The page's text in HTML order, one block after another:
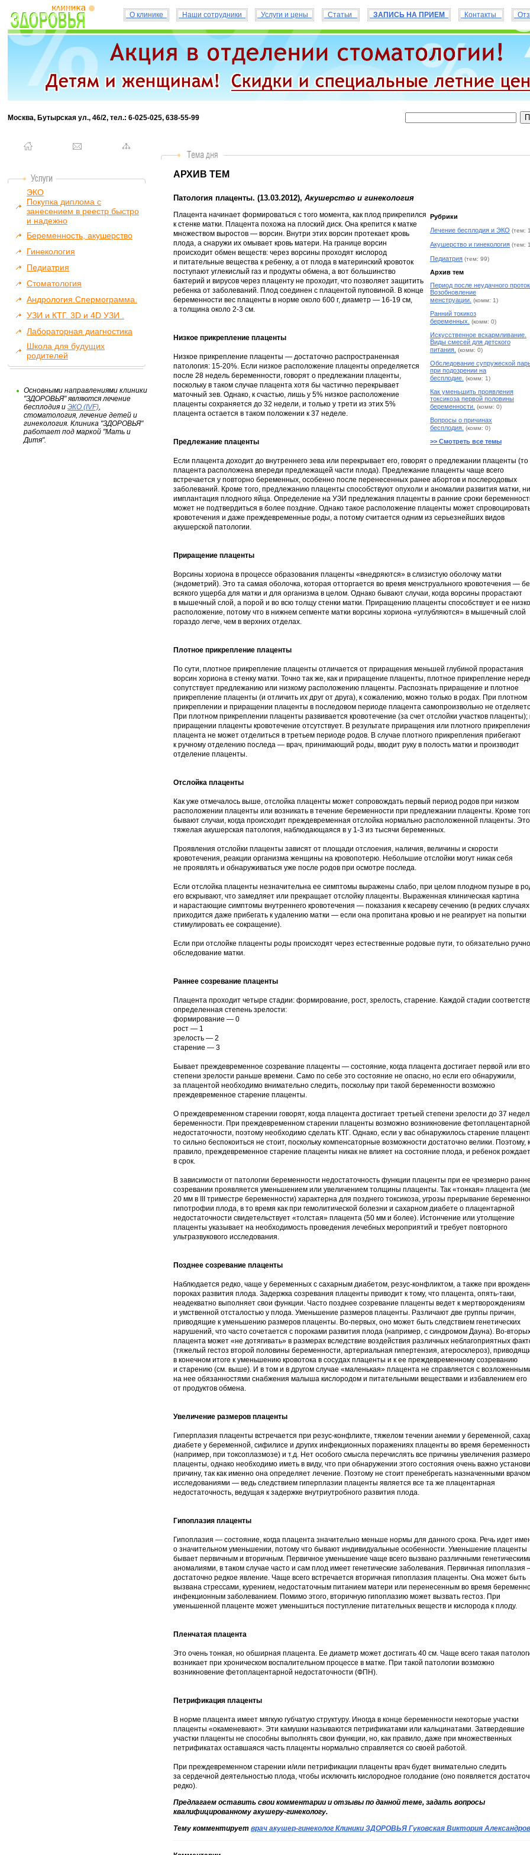
О клинике Наши сотрудники Услуги и цены Статьи ЗАПИСЬ НА ПРИЕМ Контакты
Москва, Бутырская ул., 46/2, тел.: 6-025-025, 638-55-99
ЭКО
Покупка диплома с
занесением в реестр быстро
и надежно
Беременность, акушерство
Гинекология
Педиатрия
Стоматология
Андрология.Спермограмма.
УЗИ и КТГ. 3D и 4D УЗИ .
Лабораторная диагностика
Школа для будущих
родителей
Основными направлениями клиники
"ЗДОРОВЬЯ" являются лечение
бесплодия и ЭКО (IVF),
стоматология, лечение детей и
гинекология. Клиника "ЗДОРОВЬЯ"
работает под маркой "Мать и
Дитя".
АРХИВ ТЕМ
Патология плаценты. (13.03.2012), Акушерство и гинекология
Рубрики
Лечение бесплодия и ЭКО (тем:
Акушерство и гинекология (тем:
Педиатрия (тем: 99)
Архив тем
Период после неудачного
Возобновление
менструации. (комм: 1)
Ранний токикоз
беременных.
(комм: 0)
Искусственное вскармливание.
Виды смесей для детского
питания. (комм: 0)
Обследование супружеской
при подозрении на
бесплодие. (комм: 1)
Как уменьшить проявления
токсикоза первой половины
беременности. (комм: 0)
Вопросы о причинах
бесплодия. (комм: 0)
>> Смотреть все темы
Плацента начинает формироваться с того момента, как плод прикрепился
к стенке матки. Плацента похожа на плоский диск. Она крепится к матке
множеством выростов — ворсин. Внутри этих ворсин протекает кровь
плода, а снаружи их омывает кровь матери. На границе ворсин
происходит обмен веществ: через ворсины проходят кислород
и питательные вещества к ребенку, а от плода в материнский кровоток
поступают углекислый газ и продукты обмена, а вот большинство
бактерий и вирусов через плаценту не проходит, что позволяет защитить
ребенка от заболеваний. Плод соединен с плацентой пуповиной. В конце
беременности вес плаценты в норме около 600 г, диаметр — 16-19 см,
а толщина около 2-3 см.
Низкое прикрепление плаценты
Низкое прикрепление плаценты — достаточно распространенная
патология: 15-20%. Если низкое расположение плаценты определяется
после 28 недель беременности, говорят о предлежании плаценты,
поскольку в таком случае плацента хотя бы частично перекрывает
маточный зев. Однако, к счастью, лишь у 5% низкое расположение
плаценты сохраняется до 32 недели, и только у трети из этих 5%
плацента остается в таком положении к 37 неделе.
Предлежание плаценты
Если плацента доходит до внутреннего зева или перекрывает его, говорят о предлежании плаценты (то
плацента расположена впереди предлежащей части плода). Предлежание плаценты чаще всего
встречается у повторно беременных, особенно после перенесенных ранее абортов и послеродовых
заболеваний. Кроме того, предлежанию плаценты способствуют опухоли и аномалии развития матки,
имплантация плодного яйца. Определение на УЗИ предлежания плаценты в ранние сроки
может не подтвердиться в более поздние. Однако такое расположение плаценты может
кровотечения и даже преждевременные роды, а потому считается одним из серьезнейших видов
акушерской патологии.
Приращение плаценты
Ворсины хориона в процессе образования плаценты «внедряются» в слизистую оболочку матки
(эндометрий). Это та самая оболочка, которая отторгается во время менструального кровотечения —
всякого ущерба для матки и для организма в целом. Однако бывают случаи, когда ворсины прорастают
в мышечный слой, а порой и во всю толщу стенки матки. Приращению плаценты способствует и ее
расположение, потому что в нижнем сегменте матки ворсины хориона «углубляются» в мышечный слой
гораздо легче, чем в верхних отделах.
Плотное прикрепление плаценты
По сути, плотное прикрепление плаценты отличается от приращения меньшей глубиной прорастания
ворсин хориона в стенку матки. Точно так же, как и приращение плаценты, плотное прикрепление
сопутствует предлежанию или низкому расположению плаценты. Распознать приращение и плотное
прикрепление плаценты (и отличить их друг от друга), к сожалению, можно только в родах. При плотном
прикреплении и приращении плаценты в последовом периоде плацента самопроизвольно не
При плотном прикреплении плаценты развивается кровотечение (за счет отслойки участков плаценты);
приращении плаценты кровотечение отсутствует. В результате приращения или плотного
плацента не может отделиться в третьем периоде родов. В случае плотного прикрепления прибегают
к ручному отделению последа — врач, принимающий роды, вводит руку в полость матки и производит
отделение плаценты.
Отслойка плаценты
Как уже отмечалось выше, отслойка плаценты может сопровождать первый период родов при низком
расположении плаценты или возникать в течение беременности при предлежании плаценты. Кроме
бывают случаи, когда происходит преждевременная отслойка нормально расположенной плаценты. Это
тяжелая акушерская патология, наблюдающаяся в у 1-3 из тысячи беременных.
Проявления отслойки плаценты зависят от площади отслоения, наличия, величины и скорости
кровотечения, реакции организма женщины на кровопотерю. Небольшие отслойки могут никак себя
не проявлять и обнаруживаться уже после родов при осмотре последа.
Если отслойка плаценты незначительна ее симптомы выражены слабо, при целом плодном пузыре в
его вскрывают, что замедляет или прекращает отслойку плаценты. Выраженная клиническая картина
и нарастающие симптомы внутреннего кровотечения — показания к кесареву сечению (в редких случаях
приходится даже прибегать к удалению матки — если она пропитана кровью и не реагирует на попытки
стимулировать ее сокращение).
Если при отслойке плаценты роды происходят через естественные родовые пути, то обязательно
обследование матки.
Раннее созревание плаценты
Плацента проходит четыре стадии: формирование, рост, зрелость, старение. Каждой стадии
определенная степень зрелости:
формирование — 0
рост — 1
зрелость — 2
старение — 3
Бывает преждевременное созревание плаценты — состояние, когда плацента достигает первой или
степени зрелости раньше времени. Само по себе это состояние не опасно, но если его обнаружили,
за плацентой необходимо внимательно следить, поскольку при такой беременности возможно
преждевременное старение плаценты.
О преждевременном старении говорят, когда плацента достигает третьей степени зрелости до 37
беременности. При преждевременном старении плаценты возможно возникновение фетоплацентарной
недостаточности, поэтому необходимо сделать КТГ. Однако, если у вас обнаружилось старение
то сильно беспокоиться не стоит, поскольку компенсаторные возможности достаточно велики. Поэтому,
правило, преждевременное старение плаценты никак не влияет на состояние плода, и ребенок
в срок.
В зависимости от патологии беременности недостаточность функции плаценты при ее чрезмерно
созревании проявляется уменьшением или увеличением толщины плаценты. Так «тонкая» плацента
20 мм в III триместре беременности) характерна для позднего токсикоза, угрозы прерывание
гипотрофии плода, в то время как при гемолитической болезни и сахарном диабете о плацентарной
недостаточности свидетельствует «толстая» плацента (50 мм и более). Истончение или утолщение
плаценты указывает на необходимость проведения лечебных мероприятий и требует повторного
ультразвукового исследования.
Позднее созревание плаценты
Наблюдается редко, чаще у беременных с сахарным диабетом, резус-конфликтом, а также при
пороках развития плода. Задержка созревания плаценты приводит к тому, что плацента, опять-таки,
неадекватно выполняет свои функции. Часто позднее созревание плаценты ведет к мертворождениям
и умственной отсталостью у плода. Уменьшение размеров плаценты. Различают две группы причин,
приводящие к уменьшению размеров плаценты. Во-первых, оно может быть следствием генетических
нарушений, что часто сочетается с пороками развития плода (например, с синдромом Дауна). Во-
плацента может «не дотягивать» в размерах вследствие воздействия различных неблагоприятных
(тяжелый гестоз второй половины беременности, артериальная гипертензия, атеросклероз),
в конечном итоге к уменьшению кровотока в сосудах плаценты и к ее преждевременному созреванию
и старению (см. выше). И в том и в другом случае «маленькая» плацента не справляется с
на нее обязанностями снабжения малыша кислородом и питательными веществами и избавлением его
от продуктов обмена.
Увеличение размеров плаценты
Гиперплазия плаценты встречается при резус-конфликте, тяжелом течении анемии у беременной,
диабете у беременной, сифилисе и других инфекционных поражениях плаценты во время
(например, при токсоплазмозе) и т.д. Нет особого смысла перечислять все причины увеличения
плаценты, однако необходимо иметь в виду, что при обнаружении этого состояния очень важно
причину, так как именно она определяет лечение. Поэтому не стоит пренебрегать назначенными врачом
исследованиями — ведь следствием гиперплазии плаценты является все та же плацентарная
недостаточность, ведущая к задержке внутриутробного развития плода.
Гипоплазия плаценты
Гипоплазия — состояние, когда плацента значительно меньше нормы для данного срока. Речь идет
о значительном уменьшении, потому что бывают индивидуальные особенности. Уменьшение плаценты
бывает первичным и вторичным. Первичное уменьшение чаще всего вызвано различными
аномалиями, в таком случае часто и сам плод имеет генетические заболевания. Первичная гипоплазия
достаточно редкое явление. Чаще всего встречается вторичная гипоплазия плаценты. Она может быть
вызвана стрессами, курением, недостаточным питанием матери или перенесенным во время
инфекционным заболеванием. Помимо этого, вторичную гипоплазию может вызвать гестоз. При
уменьшенной плаценте может уменьшиться поступление питательных веществ и кислорода к плоду.
Пленчатая плацента
Это очень тонкая, но обширная плацента. Ее диаметр может достигать 40 см. Чаще всего такая
возникает при хроническом воспалительном процессе в матке. При такой патологии возможно
возникновение фетоплацентарной недостаточности (ФПН).
Петрификация плаценты
В норме плацента имеет мягкую губчатую структуру. Иногда в конце беременности некоторые участки
плаценты «окаменевают». Эти камушки называются петрификатами или кальцинатами. Затвердевшие
участки плаценты не способны выполнять свои функции, но, как правило, даже при множественных
петрификатах оставшаяся часть плаценты нормально справляется со своей работой.
При преждевременном старении и/или петрификации плаценты врач будет внимательно следить
за сердечной деятельностью плода, чтобы исключить кислородное голодание (оно появляется
редко).
Предлагаем оставить свои комментарии и отзывы по данной теме, задать вопросы
квалифицированному акушеру-гинекологу.
Тему комментирует врач акушер-гинеколог Клиники ЗДОРОВЬЯ Гуковская Виктория